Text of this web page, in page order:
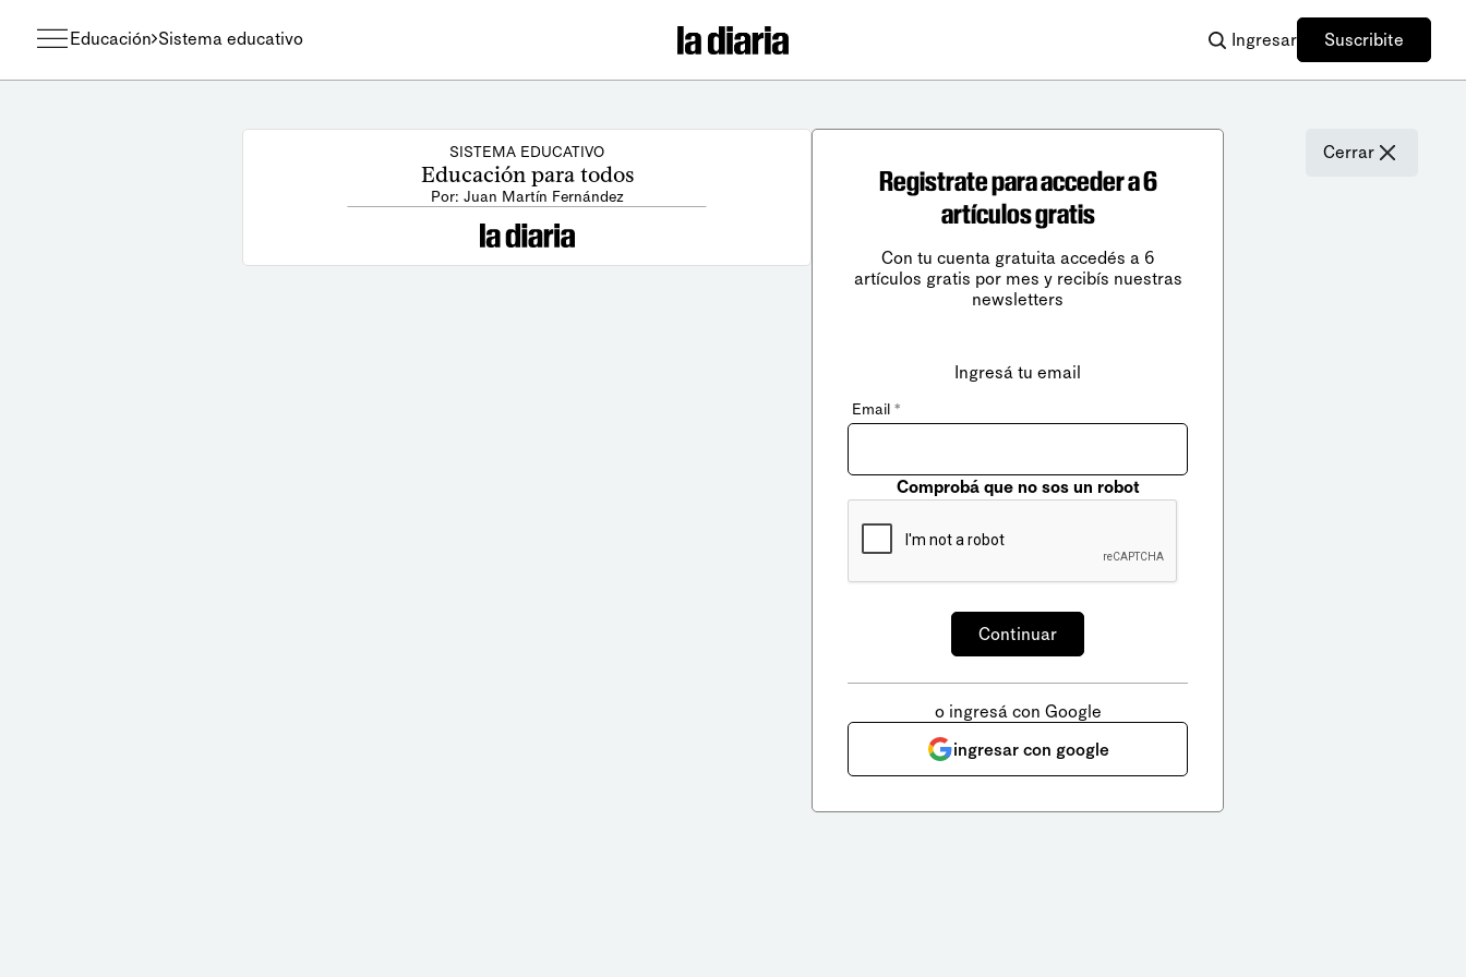
Educación Sistema educativo Ingresar Suscribite
SISTEMA EDUCATIVO
Educación para todos
Por: Juan Martín Fernández
Cerrar
Registrate para acceder a 6
artículos gratis
Con tu cuenta gratuita accedés a 6
artículos gratis por mes y recibís nuestras
newsletters
Ingresá tu email
Email *
Comprobá que no sos un robot
o ingresá con Google
ingresar con google